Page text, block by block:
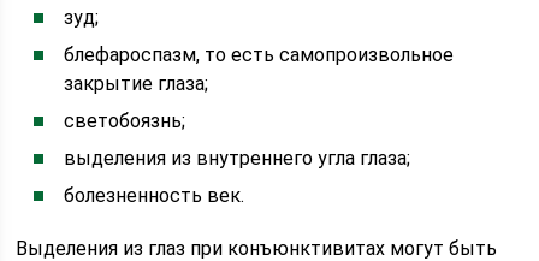
зуд;
блефароспазм, то есть самопроизвольное
закрытие глаза;
светобоязнь;
выделения из внутреннего угла глаза;
болезненность век.
Выделения из глаз при конъюнктивитах могут быть